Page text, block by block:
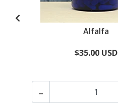
Alfalfa
$35.00 USD
-